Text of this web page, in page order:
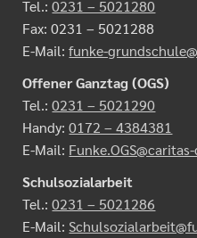
Tel.:0231 – 5021280
Fax: 0231 – 5021288
E-Mail:funke-
Offener Ganztag (OGS)
Tel.:0231 – 5021290
Handy:0172 – 4384381
E-Mail:
Schulsozialarbeit
Tel.:0231 – 5021286
E-Mail: